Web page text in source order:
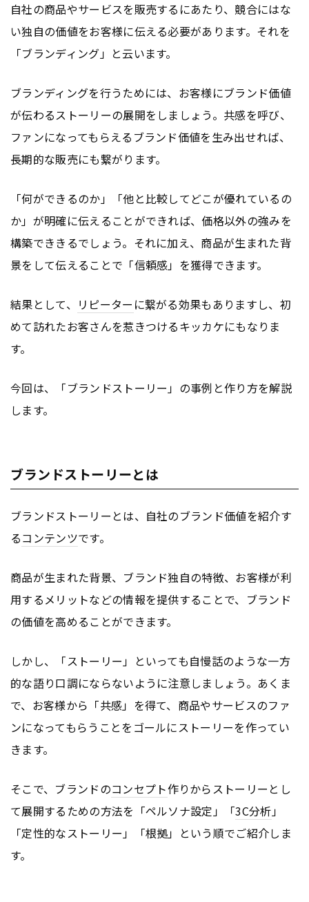
自社の商品やサービスを販売するにあたり、競合にはな
い独自の価値をお客様に伝える必要があります。それを
「ブランディング」と云います。
ブランディングを行うためには、お客様にブランド価値
が伝わるストーリーの展開をしましょう。共感を呼び、
ファンになってもらえるブランド価値を生み出せれば、
長期的な販売にも繋がります。
「何ができるのか」「他と比較してどこが優れているの
か」が明確に伝えることができれば、価格以外の強みを
構築でききるでしょう。それに加え、商品が生まれた背
景をして伝えることで「信頼感」を獲得できます。
結果として、 リピーター に繋がる効果もありますし、初
めて訪れたお客さんを惹きつけるキッカケにもなりま
す。
今回は、「ブランドストーリー」の事例と作り方を解説
します。
ブランドストーリーとは
ブランドストーリーとは、自社のブランド価値を紹介す
るコンテンツです。
商品が生まれた背景、ブランド独自の特徴、お客様が利
用するメリットなどの情報を提供することで、ブランド
の価値を高めることができます。
しかし、「ストーリー」といっても自慢話のような一方
的な語り口調にならないように注意しましょう。あくま
で、お客様から「共感」を得て、商品やサービスのファ
ンになってもらうことをゴールにストーリーを作ってい
きます。
そこで、ブランドのコンセプト作りからストーリーとし
て展開するための方法を「ペルソナ設定」「3C分析 」
「定性的なストーリー」「根拠」という順でご紹介しま
す。